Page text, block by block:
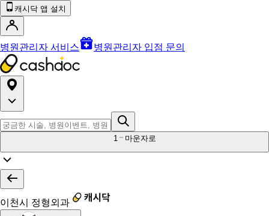
캐시닥 앱 설치
병원관리자 서비스 병원관리자 입점 문의
1 마운자로
이천시 정형외과